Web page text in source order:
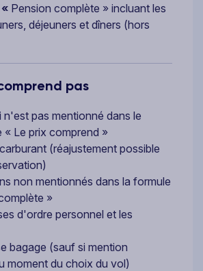
« Pension complète » incluant les
déjeuners et dîners (hors
pas
n'est pas mentionné dans le
« Le prix comprend »
(réajustement possible
non mentionnés dans la formule
»
d'ordre personnel et les
bagage (sauf si mention
moment du choix du vol)